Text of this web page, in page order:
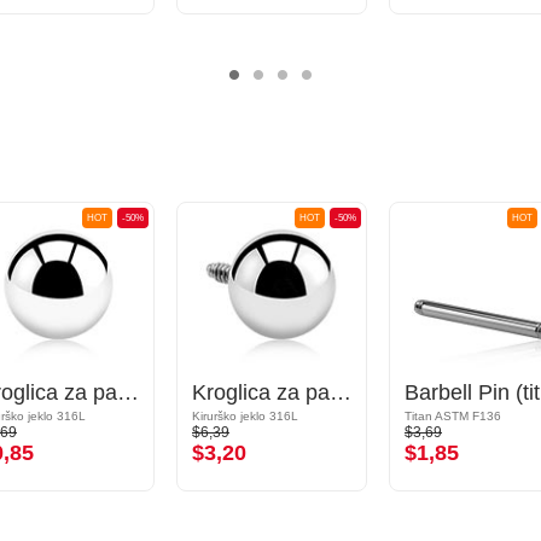
-50%
HOT
Kroglica za palčke z navojem (kirurško jeklo, srebrna, sijoč zaključek)
jeklo 316L
-50%
HOT
Kroglica za palčke z notranjim navojem (kirurško jeklo, srebrna, sijoč zaključek)
Kirurško jeklo 316L
$6,39
$3,20
HOT
Titan ASTM F136
$3,69
$1,85